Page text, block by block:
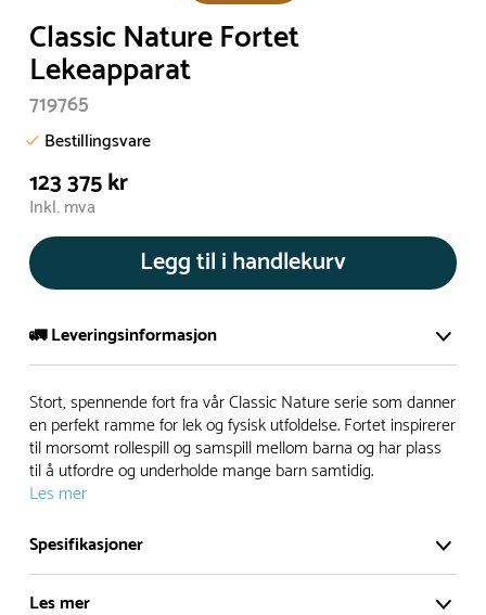
Classic Nature Fortet
Lekeapparat
719765
Bestillingsvare
123 375 kr
Inkl. mva
Legg til i handlekurv
🚛 Leveringsinformasjon
De aller fleste av våre lekeapparat produseres på bestilling.
Leveringstid på bestillingsvarer vil være 8+ uker.
I høysesong må lengre leveringstid påregnes.
Rask levering
Hos oss finner du flere produkter merket ‘Rask Levering’.
Dette er produkter som normalt sett er bestillingsvarer,
Stort, spennende fort fra vår Classic Nature serie som danner
en perfekt ramme for lek og fysisk utfoldelse. Fortet inspirerer
til morsomt rollespill og samspill mellom barna og har plass
til å utfordre og underholde mange barn samtidig.
Les mer
Spesifikasjoner
Les mer